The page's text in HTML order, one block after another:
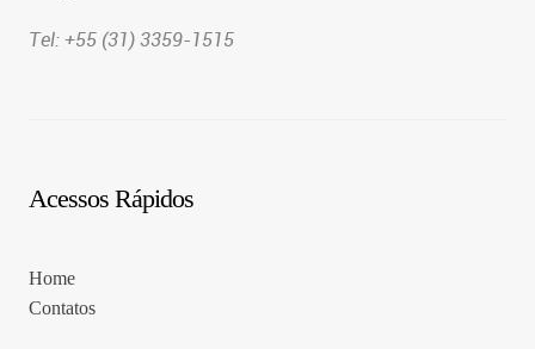
Tel: +55 (31) 3359-1515
Acessos Rápidos
Home
Contatos